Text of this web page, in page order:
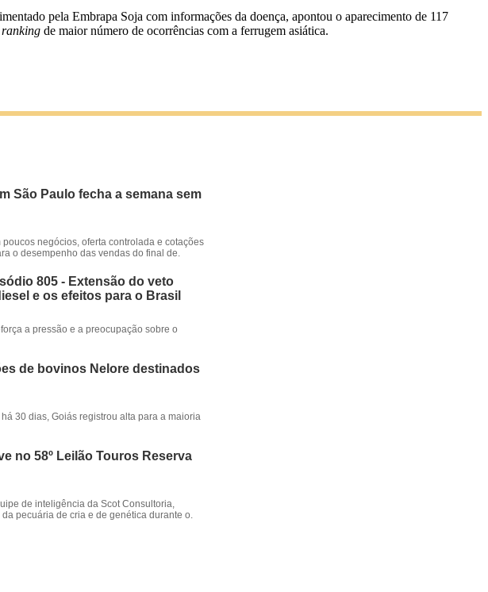
pela Embrapa Soja com informações da doença, apontou o aparecimento de 117
ranking de maior número de ocorrências com a ferrugem asiática.
São Paulo fecha a semana sem
negócios, oferta controlada e cotações
o desempenho das vendas do final de.
805 - Extensão do veto
e os efeitos para o Brasil
a pressão e a preocupação sobre o
de bovinos Nelore destinados
30 dias, Goiás registrou alta para a maioria
no 58º Leilão Touros Reserva
de inteligência da Scot Consultoria,
pecuária de cria e de genética durante o.